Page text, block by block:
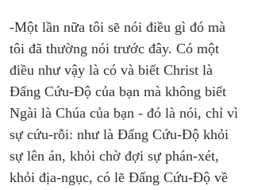
-Một lần nữa tôi sẽ nói điều gì đó mà
tôi đã thường nói trước đây. Có một
điều như vậy là có và biết Christ là
Đấng Cứu-Độ của bạn mà không biết
Ngài là Chúa của bạn - đó là nói, chỉ vì
sự cứu-rỗi: như là Đấng Cứu-Độ khỏi
sự lên án, khỏi chờ đợi sự phán-xét,
khỏi địa-ngục, có lẽ Đấng Cứu-Độ về